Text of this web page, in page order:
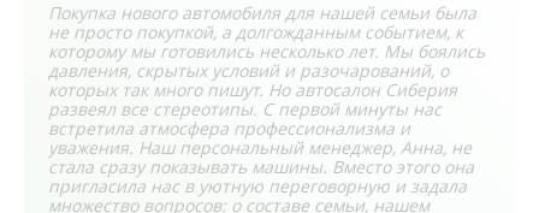
Покупка нового автомобиля для нашей семьи была
не просто покупкой, а долгожданным событием, к
которому мы готовились несколько лет. Мы боялись
давления, скрытых условий и разочарований, о
которых так много пишут. Но автосалон Сиберия
развеял все стереотипы. С первой минуты нас
встретила атмосфера профессионализма и
уважения. Наш персональный менеджер, Анна, не
стала сразу показывать машины. Вместо этого она
пригласила нас в уютную переговорную и задала
множество вопросов: о составе семьи, нашем